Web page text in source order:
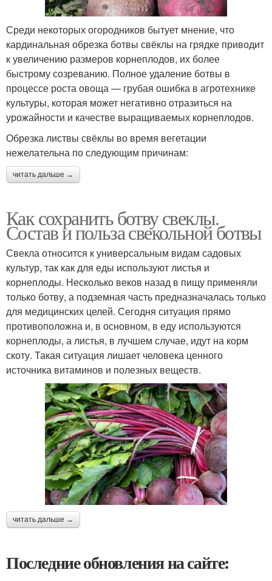
Среди некоторых огородников бытует мнение, что
кардинальная обрезка ботвы свёклы на грядке приводит
к увеличению размеров корнеплодов, их более
быстрому созреванию. Полное удаление ботвы в
процессе роста овоща — грубая ошибка в агротехнике
культуры, которая может негативно отразиться на
урожайности и качестве выращиваемых корнеплодов.
Обрезка листвы свёклы во время вегетации
нежелательна по следующим причинам:
читать дальше →
Как сохранить ботву свеклы.
Состав и польза свекольной ботвы
Свекла относится к универсальным видам садовых
культур, так как для еды используют листья и
корнеплоды. Несколько веков назад в пищу применяли
только ботву, а подземная часть предназначалась только
для медицинских целей. Сегодня ситуация прямо
противоположна и, в основном, в еду используются
корнеплоды, а листья, в лучшем случае, идут на корм
скоту. Такая ситуация лишает человека ценного
источника витаминов и полезных веществ.
читать дальше →
Последние обновления на сайте: